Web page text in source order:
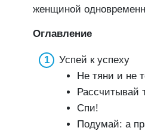
женщиной
Оглавление
Успей к успеху
Не тяни и не
Рассчитывай
Спи!
Подумай: а